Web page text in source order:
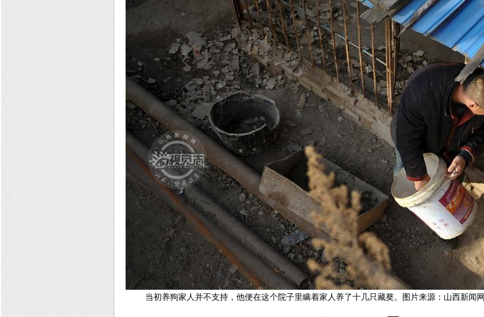
当初养狗家人并不支持，他便在这个院子里瞒着家人养了十几只藏獒。图片来源：山西新闻网